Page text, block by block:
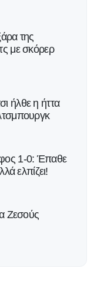
της
με σκόρερ
ήλθε η ήττα
1-0: Έπαθε
ελπίζει!
Ζεσούς